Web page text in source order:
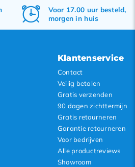
Voor 17.00 uur besteld,
morgen in huis
Klantenservice
Contact
Veilig betalen
Gratis verzenden
90 dagen zichttermijn
Gratis retourneren
Garantie retourneren
Voor bedrijven
Alle productreviews
Showroom